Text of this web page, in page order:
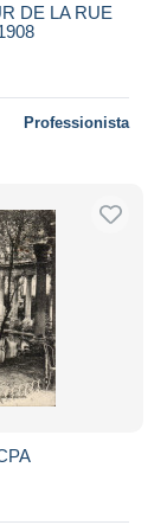
DE LA RUE
Professionista